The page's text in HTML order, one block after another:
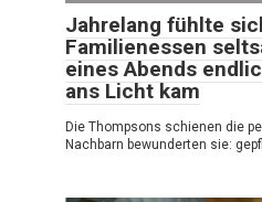
Jahrelang fühlte
Familienessen
eines Abends
ans Licht kam
Die Thompsons schienen die
Nachbarn bewunderten sie: